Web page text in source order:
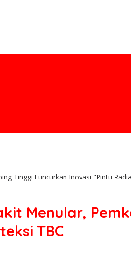
Tinggi Luncurkan Inovasi "Pintu
Menular,
TBC